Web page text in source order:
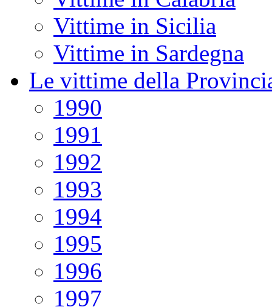
Vittime in Sicilia
Vittime in Sardegna
Le vittime della
1990
1991
1992
1993
1994
1995
1996
1997